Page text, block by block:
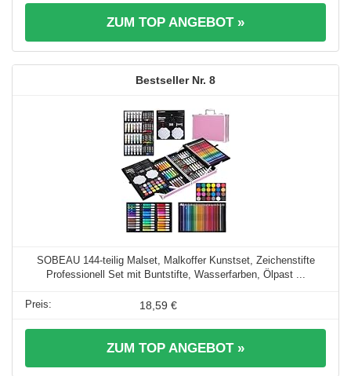
ZUM TOP ANGEBOT »
8
SOBEAU 144-teilig Malset, Malkoffer Kunstset, Zeichenstifte
Professionell Set mit Buntstifte, Wasserfarben, Ölpast ...
18,59 €
ZUM TOP ANGEBOT »